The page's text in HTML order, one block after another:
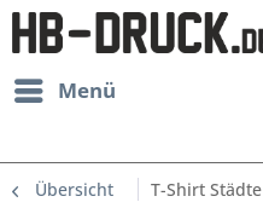
Menü
Übersicht T-Shirt Städte